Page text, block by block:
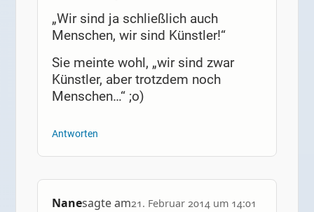
„Wir sind ja schließlich auch
Menschen, wir sind Künstler!“
Sie meinte wohl, „wir sind zwar
Künstler, aber trotzdem noch
Menschen…“ ;o)
Antworten
Nanesagte am21. Februar 2014 um 14:01